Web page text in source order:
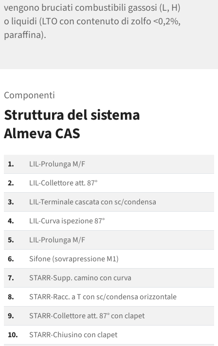
vengono bruciati combustibili gassosi (L, H)
o liquidi (LTO con contenuto di zolfo <0,2%,
paraffina).
Componenti
Struttura del sistema
Almeva CAS
1.
LIL-Prolunga M/F
2.
LIL-Collettore att. 87°
3.
LIL-Terminale cascata con sc/​condensa
4.
LIL-Curva ispezione 87°
5.
LIL-Prolunga M/F
6.
Sifone (sovrapressione M1)
7.
STARR-Supp. camino con curva
8.
STARR-Racc. a T con sc/​condensa orizzontale
9.
STARR-Collettore att. 87° con clapet
10.
STARR-Chiusino con clapet